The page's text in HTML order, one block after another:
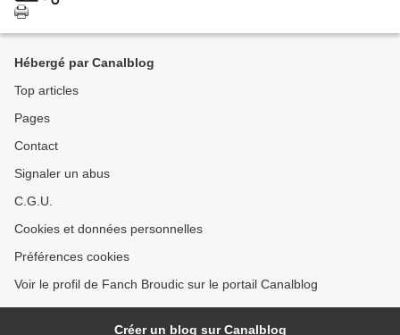
Hébergé par Canalblog
Top articles
Pages
Contact
Signaler un abus
C.G.U.
Cookies et données personnelles
Préférences cookies
Voir le profil de Fanch Broudic sur le portail Canalblog
Créer un blog sur Canalblog